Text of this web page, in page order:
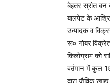
बेहतर स्रोत बन
बालपेट के
उत्पादक व
रू० गोबर
किलोग्राम को
वर्तमान में कुल
द्वारा जैविक